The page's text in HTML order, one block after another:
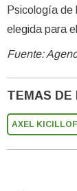
Psicología de
elegida para
Fuente:
TEMAS DE
AXEL KICILLOF